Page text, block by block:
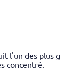
l'un des plus
concentré.